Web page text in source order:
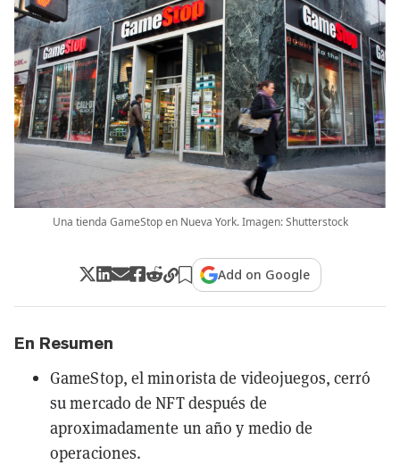
Una tienda GameStop en Nueva York. Imagen: Shutterstock
Add on Google
En Resumen
GameStop, el minorista de videojuegos, cerró
su mercado de NFT después de
aproximadamente un año y medio de
operaciones.